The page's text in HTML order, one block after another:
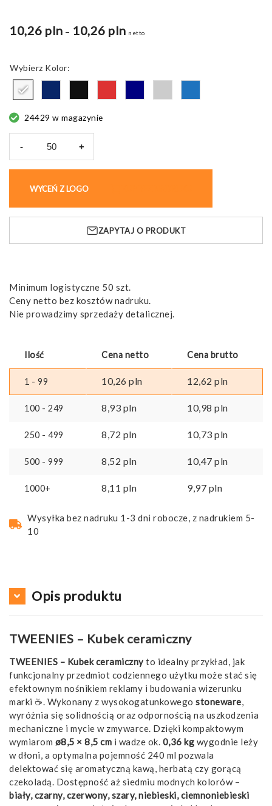
10,26 pln – 10,26 plnZakres
do
netto
Kolor
24429 w magazynie
-
TWEENIES,
240
ml
+
WYCEŃ Z LOGO
ZAPYTAJ O PRODUKT
Minimum logistyczne 50 szt.
Ceny netto bez kosztów nadruku.
Nie prowadzimy sprzedaży detalicznej.
Ilość Cena netto Cena brutto
1 - 99 10,26 pln 12,62 pln
100 - 249 8,93 pln 10,98 pln
250 - 499 8,72 pln 10,73 pln
500 - 999 8,52 pln 10,47 pln
1000+ 8,11 pln 9,97 pln
Wysyłka bez nadruku 1-3 dni robocze, z nadrukiem 5-
10
Opis produktu
TWEENIES – Kubek ceramiczny
TWEENIES – Kubek ceramicznyto idealny przykład, jak
funkcjonalny przedmiot codziennego użytku może stać się
efektownym nośnikiem reklamy i budowania wizerunku
marki ☕️. Wykonany z wysokogatunkowego stoneware,
wyróżnia się solidnością oraz odpornością na uszkodzenia
mechaniczne i mycie w zmywarce. Dzięki kompaktowym
wymiarom ø8,5 × 8,5 cm i wadze ok. 0,36 kg wygodnie leży
w dłoni, a optymalna pojemność 240 ml pozwala
delektować się aromatyczną kawą, herbatą czy gorącą
czekoladą. Dostępność aż siedmiu modnych kolorów –
biały, czarny, czerwony, szary, niebieski, ciemnoniebieski